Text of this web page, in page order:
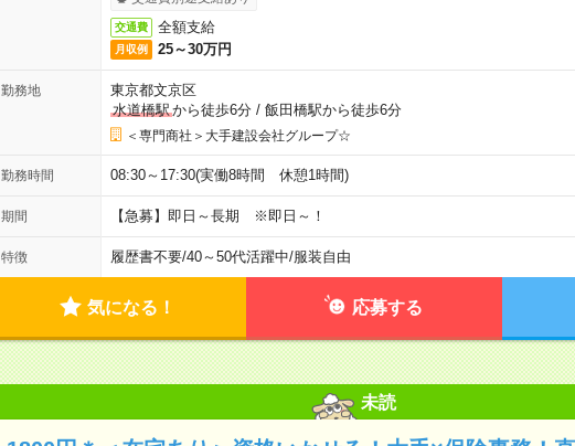
交通費 全額支給
月収例 25～30万円
勤務地
東京都文京区
水道橋駅から徒歩6分/ 飯田橋駅から徒歩6分
＜専門商社＞大手建設会社グループ☆
勤務時間 08:30～17:30(実働8時間 休憩1時間)
期間 【急募】即日～長期 ※即日～！
特徴 履歴書不要/40～50代活躍中/服装自由
気になる！ 応募する
未読